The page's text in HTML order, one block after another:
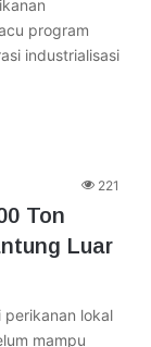
program
industrialisasi
221
Ton
Luar
lokal
mampu